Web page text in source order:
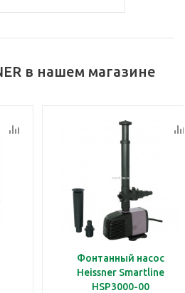
в нашем магазине
Фонтанный насос
Heissner Smartline
HSP3000-00